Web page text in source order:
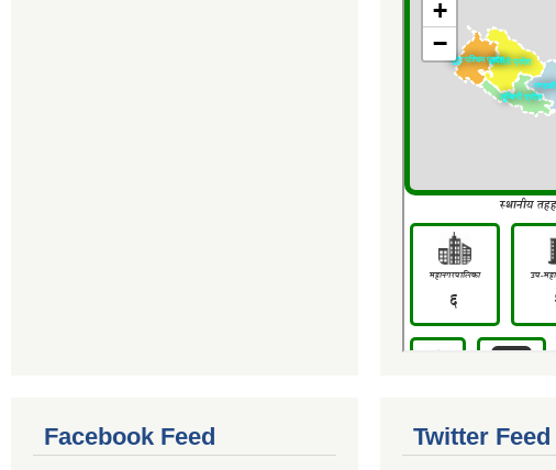
Facebook Feed Twitter Feed